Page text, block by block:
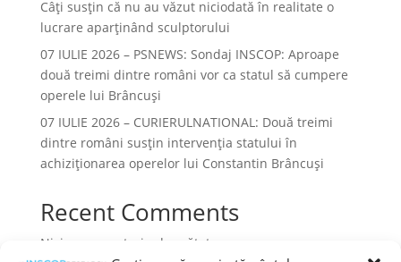
Câți susțin că nu au văzut niciodată în realitate o
lucrare aparținând sculptorului
07 IULIE 2026 – PSNEWS: Sondaj INSCOP: Aproape
două treimi dintre români vor ca statul să cumpere
operele lui Brâncuși
07 IULIE 2026 – CURIERULNATIONAL: Două treimi
dintre români susțin intervenția statului în
achiziționarea operelor lui Constantin Brâncuși
Recent Comments
Niciun comentariu de arătat.